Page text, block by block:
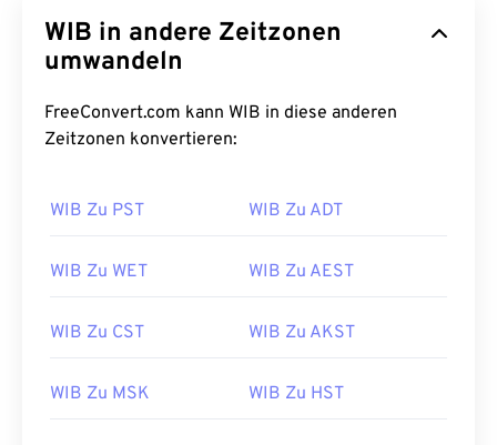
WIB in andere Zeitzonen
umwandeln
FreeConvert.com kann WIB in diese anderen
Zeitzonen konvertieren:
WIB Zu PST WIB Zu ADT
WIB Zu WET WIB Zu AEST
WIB Zu CST WIB Zu AKST
WIB Zu MSK WIB Zu HST